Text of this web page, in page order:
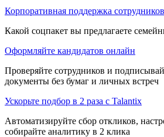
Корпоративная поддержка сотрудников
Какой соцпакет вы предлагаете
Оформляйте кандидатов онлайн
Проверяйте сотрудников и
документы без бумаг и личных встреч
Ускорьте подбор в 2 раза с Talantix
Автоматизируйте сбор откликов,
собирайте аналитику в 2 клика